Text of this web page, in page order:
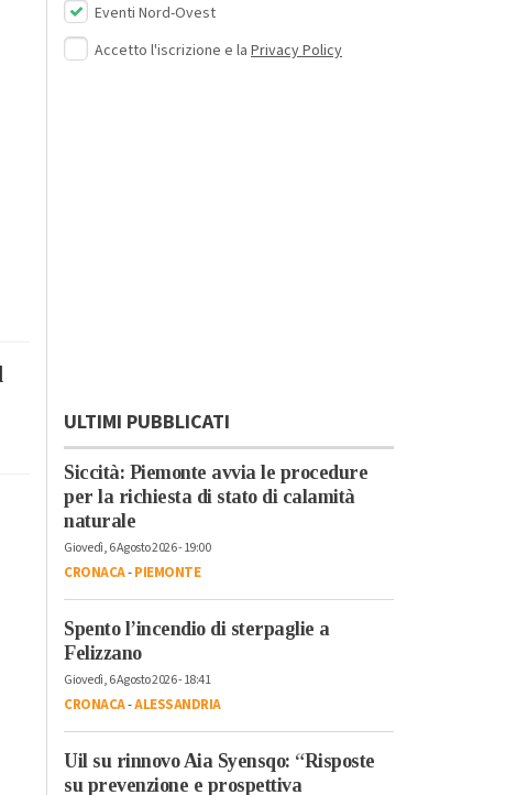
Eventi Nord-Ovest
Accetto l'iscrizione e la Privacy Policy
ULTIMI PUBBLICATI
Siccità: Piemonte avvia le procedure
per la richiesta di stato di calamità
naturale
Giovedì, 6 Agosto 2026 - 19:00
CRONACA-PIEMONTE
Spento l’incendio di sterpaglie a
Felizzano
Giovedì, 6 Agosto 2026 - 18:41
CRONACA-ALESSANDRIA
Uil su rinnovo Aia Syensqo: “Risposte
su prevenzione e prospettiva